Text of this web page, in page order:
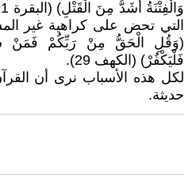
التي تحض على كراهية غير
(وَقُلِ الْحَقُّ مِنْ رَبِّكُمْ فَمَنْ
فَلْيَكْفُرْ) (الكهف 29).
لكل هذه الأسباب نرى أن
حديثة.